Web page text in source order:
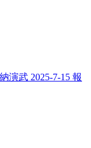
演武 2025-7-15 報